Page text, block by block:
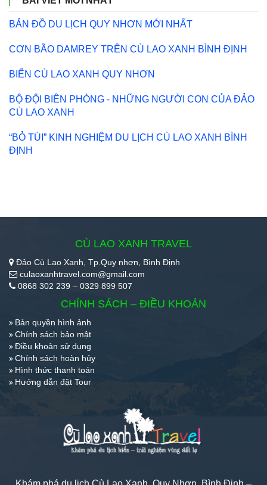
BẢN ĐỒ DU LỊCH QUY NHƠN MỚI NHẤT
CƠN BÃO DAMREY TRÊN CÙ LAO XANH BÌNH ĐỊNH
BIỂN CÙ LAO XANH QUY NHƠN
BỘ ĐỘI BIÊN PHÒNG - NHỮNG NGƯỜI CON CỦA ĐẢO
CÙ LAO XANH
“BỎ TÚI” KINH NGHIỆM DU LỊCH CÙ LAO XANH BÌNH
ĐỊNH
CÙ LAO XANH TRAVEL
Đảo Cù Lao Xanh, Tp.Quy nhơn, Bình Định
culaoxanhtravel.com@gmail.com
0868 302 239 – 0329 899 507
CHÍNH SÁCH – ĐIỀU KHOẢN
Bản quyền hình ảnh
Chính sách bảo mật
Điều khoản sử dụng
Chính sách hoàn hủy
Hình thức thanh toán
Hướng dẫn đặt Tour